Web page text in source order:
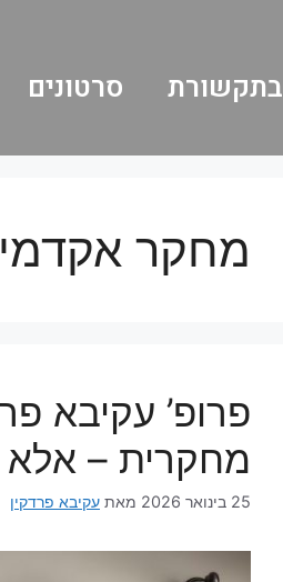
בתקשורת סרטונים
מחקר אקדמי
פרופ’ עקיבא
מחקרית – אלא
25 בינואר 2026 מאת עקיבא פרדקין